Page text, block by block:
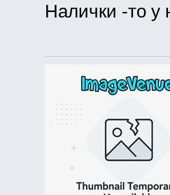
Налички -то у